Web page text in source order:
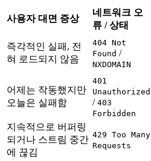
사용자 대면 증상
네트워크 오
류 / 상태
즉각적인 실패, 전
혀 로드되지 않음
404 Not
Found /
NXDOMAIN
어제는 작동했지만
오늘은 실패함
401
Unauthorized
/ 403
Forbidden
지속적으로 버퍼링
되거나 스트림 중간
에 끊김
429 Too Many
Requests